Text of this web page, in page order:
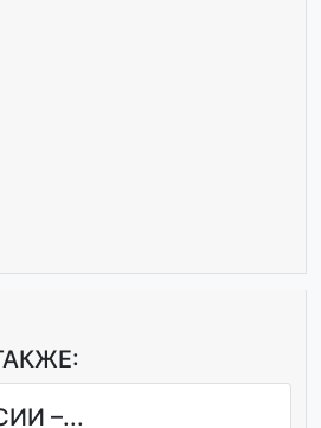
–...